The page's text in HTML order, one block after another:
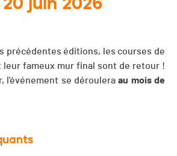
précédentes éditions, les courses de
leur fameux mur final sont de retour !
l'événement se dérouleraau mois de